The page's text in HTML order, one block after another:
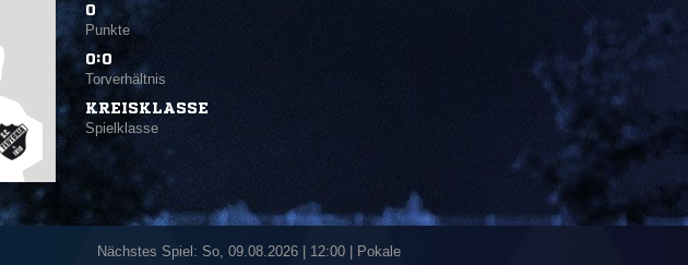
0
Punkte
0:0
Torverhältnis
KREISKLASSE
Spielklasse
Nächstes Spiel: So, 09.08.2026
12:00 | Pokale